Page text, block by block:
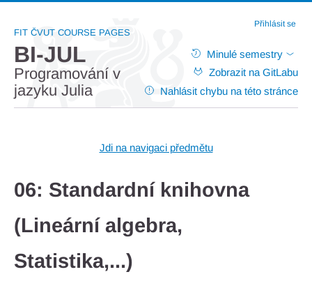
Přihlásit se
FIT ČVUT COURSE PAGES
BI-JUL
Programování v
jazyku Julia
Minulé semestry
Zobrazit na GitLabu
Nahlásit chybu na této stránce
Jdi na navigaci předmětu
06: Standardní knihovna
(Lineární algebra,
Statistika,...)